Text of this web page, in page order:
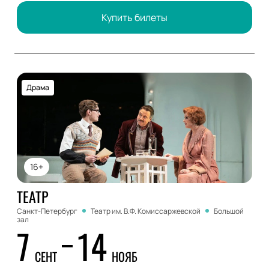
Купить билеты
16+
Драма
ТЕАТР
Санкт-Петербург Театр им. В.Ф. Комиссаржевской
Большой
зал
7 СЕНТ 14 НОЯБ